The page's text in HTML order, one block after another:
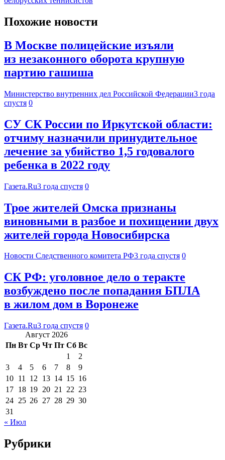
Похожие новости
В Москве полицейские изъяли
из незаконного оборота крупную
партию гашиша
Министерство внутренних дел Российской Федерации3 года
спустя 0
СУ СК России по Иркутской области:
отчиму назначили принудительное
лечение за убийство 1,5 годовалого
ребенка в 2022 году
Газета.Ru3 года спустя 0
Трое жителей Омска признаны
виновными в разбое и похищении двух
жителей города Новосибирска
Новости Следственного комитета РФ3 года спустя 0
СК РФ: уголовное дело о теракте
возбуждено после попадания БПЛА
в жилом дом в Воронеже
Газета.Ru3 года спустя 0
Август 2026
Пн Вт Ср Чт Пт Сб Вс
1
2
3
4 5 6 7 8
9
10 11 12 13 14 15 16
17 18 19 20 21 22 23
24 25 26 27 28 29 30
31
« Июл
Рубрики